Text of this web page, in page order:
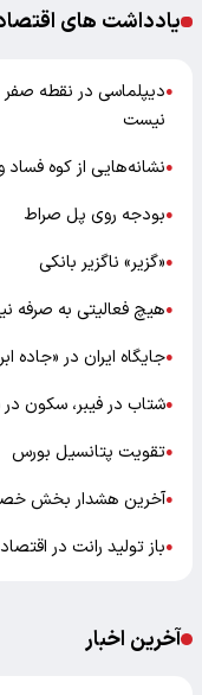
یادداشت های
●دیپلماسی در نقطه صفر
نیست
●نشانه‌هایی از کوه فساد
●بودجه روی پل صراط
●«گزیر» ناگزیر بانکی
●هیچ فعالیتی به صرفه
●جایگاه ایران در «جاده
●شتاب در فیبر، سکون
●تقویت پتانسیل بورس
●آخرین هشدار بخش
●باز تولید رانت در
آخرین اخبار